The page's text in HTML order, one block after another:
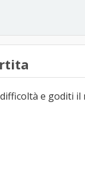
e goditi